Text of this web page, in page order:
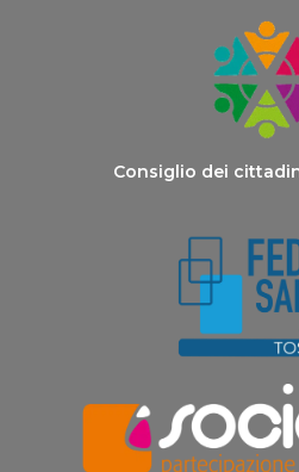
Consiglio dei